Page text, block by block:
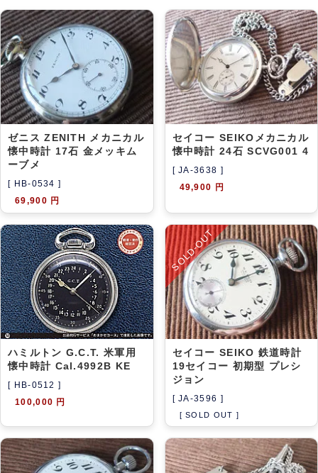
価格の交渉 時計の修理
カレンダープライス ファイナルボックス
アーカイブ ブログ・特集記事
40件
60件
100件
ゼニス ZENITH メカニカル
懐中時計 17石 金メッキム
ーブメ
[ HB-0534 ]
69,900 円
セイコー SEIKOメカニカル
懐中時計 24石 SCVG001 4
[ JA-3638 ]
49,900 円
ハミルトン G.C.T. 米軍用
懐中時計 Cal.4992B KE
[ HB-0512 ]
100,000 円
SOLD-OUT
セイコー SEIKO 鉄道時計
19セイコー 初期型 プレシ
ジョン
[ JA-3596 ]
[ SOLD OUT ]